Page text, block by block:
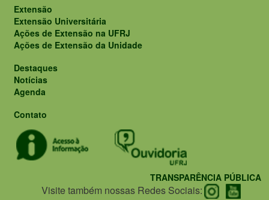
Extensão
Extensão Universitária
Ações de Extensão na UFRJ
Ações de Extensão da Unidade
Destaques
Notícias
Agenda
Contato
Visite também nossas Redes Sociais:
TRANSPARÊNCIA PÚBLICA